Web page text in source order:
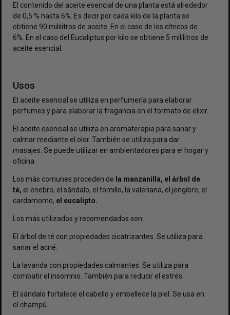
El contenido del aceite esencial de una planta está alrededor
de 0,5 % hasta 6%. Es decir por cada kilo de la planta se
obtiene 90 mililitros de aceite. En el caso de los cítricos de
6%. En el caso del Eucaliptus por kilo se obtiene 5 mililitros de
aceite esencial.
Usos
El aceite esencial se utiliza en perfumería para elaborar
perfumes y para elaborar la fragancia en el formato de elixir.
El aceite esencial se utiliza en aromaterapia para sanar y
calmar mediante el olor. También se utiliza para dar
masajes. Se puede utilizar en ambientadores para el hogar y
oficina.
Los más comunes proceden de la manzanilla, el árbol de
té, el enebro, el sándalo, el tomillo, la valeriana, el jengibre, el
cardamomo, el eucalipto.
Los más utilizados y recomendados son:
El árbol de té con propiedades cicatrizantes. Se utiliza para
sanar el acné.
La lavanda con propiedades calmantes. Se utiliza para
combatir el insomnio. También para reducir el estrés.
El sándalo fortalece el cabello y embellece la piel. Se usa en
el champú.